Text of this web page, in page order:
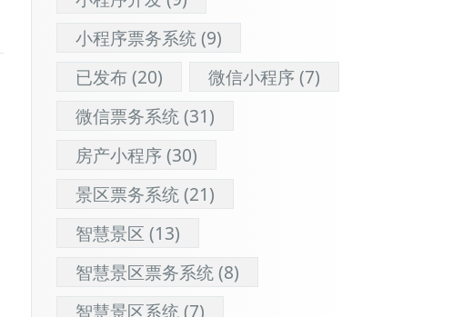
小程序票务系统(9)
已发布(20) 微信小程序(7)
微信票务系统(31)
房产小程序(30)
景区票务系统(21)
智慧景区 (13)
智慧景区票务系统(8)
智慧景区系统(7)